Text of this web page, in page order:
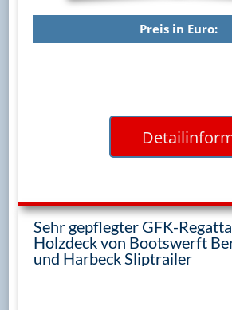
Preis in Euro:
Sehr gepflegter GFK-
Holzdeck von Bootswerft
und Harbeck Sliptrailer